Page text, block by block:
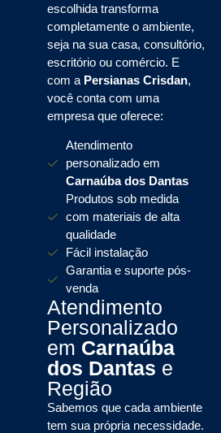
escolhida transforma
completamente o ambiente,
seja na sua casa, consultório,
escritório ou comércio. E
com a Persianas Crisdan,
você conta com uma
empresa que oferece:
Atendimento
personalizado em
Carnaúba dos Dantas
Produtos sob medida
com materiais de alta
qualidade
Fácil instalação
Garantia e suporte pós-
venda
Atendimento
Personalizado
em Carnaúba
dos Dantas e
Região
Sabemos que cada ambiente
tem sua própria necessidade.